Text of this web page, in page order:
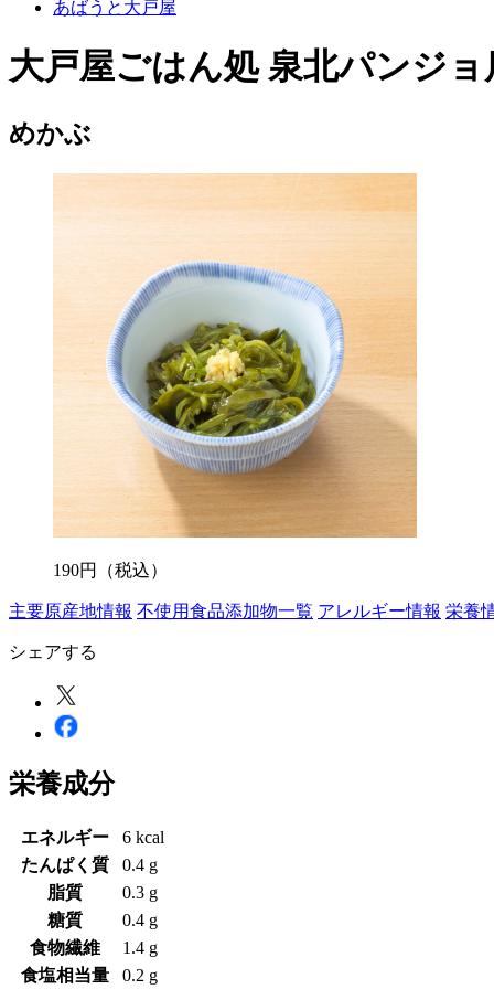
あばうと大戸屋
大戸屋ごはん処 泉北パンジョ
めかぶ
190円 （税込）
主要原産地情報 不使用食品添加物一覧 アレルギー情報 栄養
シェアする
栄養成分
エネルギー
6 kcal
たんぱく質
0.4 g
脂質
0.3 g
糖質
0.4 g
食物繊維
1.4 g
食塩相当量
0.2 g